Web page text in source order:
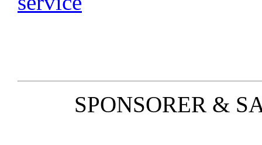
SPONSORER &